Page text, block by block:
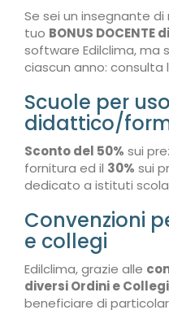
Se sei un insegnante di
tuo BONUS DOCENTE
software Edilclima, ma
ciascun anno: consulta
Scuole per uso
didattico/
Sconto del 50% sui
fornitura ed il 30% sui
dedicato a istituti
Convenzioni
e collegi
Edilclima, grazie alle
diversi Ordini e Collegi
beneficiare di